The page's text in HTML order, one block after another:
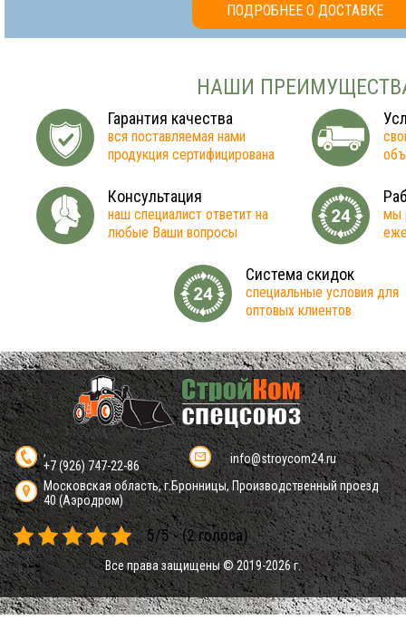
ПОДРОБНЕЕ О ДОСТАВКЕ
НАШИ
Гарантия качества
вся поставляемая нами
продукция сертифицирована
Консультация
наш специалист ответит на
любые Ваши вопросы
мы
Система скидок
специальные условия для
оптовых клиентов
,
+7 (926) 747-22-86
info@stroycom24.ru
Московская область, г.Бронницы, Производственный проезд
40 (Аэродром)
5/5 - (2 голоса)
Все права защищены © 2019-2026 г.